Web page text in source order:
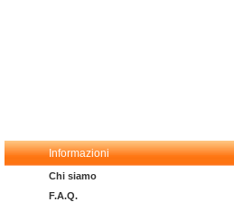
Informazioni
Chi siamo
F.A.Q.